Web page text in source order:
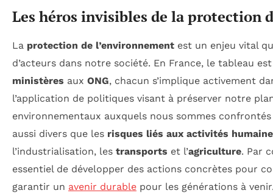
Les héros invisibles de la protection
La protection de l’environnement est un enjeu vital
d’acteurs dans notre société. En France, le tableau
ministères aux ONG, chacun s’implique activement
l’application de politiques visant à préserver notre
environnementaux auxquels nous sommes
aussi divers que les risques liés aux activités
l’industrialisation, les transports et l’agriculture. Par
essentiel de développer des actions concrètes pour
garantir un avenir durable pour les générations à